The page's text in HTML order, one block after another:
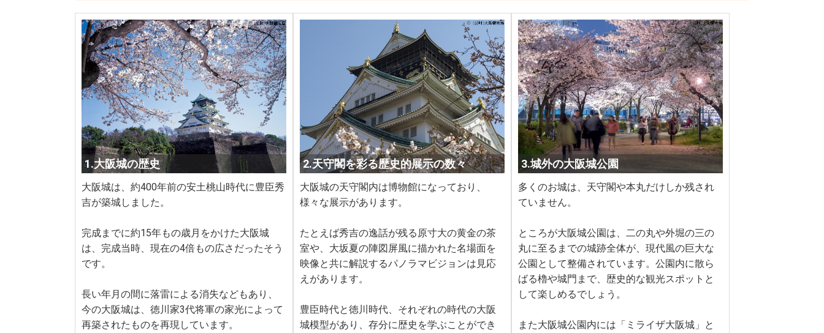
1.大阪城の歴史
大阪城は、約400年前の安土桃山時代に豊臣秀
吉が築城しました。
完成までに約15年もの歳月をかけた大阪城
は、完成当時、現在の4倍もの広さだったそう
です。
長い年月の間に落雷による消失などもあり、
今の大阪城は、徳川家3代将軍の家光によって
再築されたものを再現しています。
2.天守閣を彩る歴史的展示の数々
大阪城の天守閣内は博物館になっており、
様々な展示があります。
たとえば秀吉の逸話が残る原寸大の黄金の茶
室や、大坂夏の陣図屏風に描かれた名場面を
映像と共に解説するパノラマビジョンは見応
えがあります。
豊臣時代と徳川時代、それぞれの時代の大阪
城模型があり、存分に歴史を学ぶことができ
3.城外の大阪城公園
多くのお城は、天守閣や本丸だけしか残され
ていません。
ところが大阪城公園は、二の丸や外堀の三の
丸に至るまでの城跡全体が、現代風の巨大な
公園として整備されています。公園内に散ら
ばる櫓や城門まで、歴史的な観光スポットと
して楽しめるでしょう。
また大阪城公園内には「ミライザ大阪城」と